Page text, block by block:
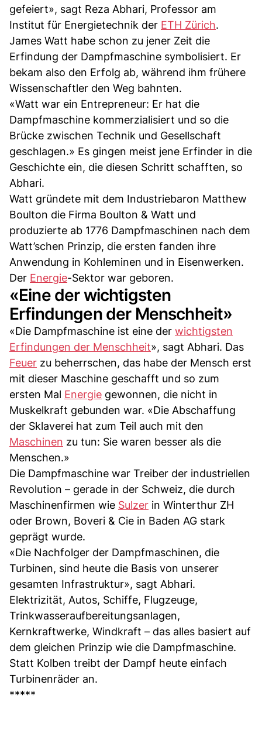
gefeiert», sagt Reza Abhari, Professor am
Institut für Energietechnik der ETH Zürich.
James Watt habe schon zu jener Zeit die
Erfindung der Dampfmaschine symbolisiert. Er
bekam also den Erfolg ab, während ihm frühere
Wissenschaftler den Weg bahnten.
«Watt war ein Entrepreneur: Er hat die
Dampfmaschine kommerzialisiert und so die
Brücke zwischen Technik und Gesellschaft
geschlagen.» Es gingen meist jene Erfinder in die
Geschichte ein, die diesen Schritt schafften, so
Abhari.
Watt gründete mit dem Industriebaron Matthew
Boulton die Firma Boulton & Watt und
produzierte ab 1776 Dampfmaschinen nach dem
Watt’schen Prinzip, die ersten fanden ihre
Anwendung in Kohleminen und in Eisenwerken.
Der Energie-Sektor war geboren.
«Eine der wichtigsten
Erfindungen der Menschheit»
«Die Dampfmaschine ist eine der wichtigsten
Erfindungen der Menschheit», sagt Abhari. Das
Feuer zu beherrschen, das habe der Mensch erst
mit dieser Maschine geschafft und so zum
ersten Mal Energie gewonnen, die nicht in
Muskelkraft gebunden war. «Die Abschaffung
der Sklaverei hat zum Teil auch mit den
Maschinen zu tun: Sie waren besser als die
Menschen.»
Die Dampfmaschine war Treiber der industriellen
Revolution – gerade in der Schweiz, die durch
Maschinenfirmen wie Sulzer in Winterthur ZH
oder Brown, Boveri & Cie in Baden AG stark
geprägt wurde.
«Die Nachfolger der Dampfmaschinen, die
Turbinen, sind heute die Basis von unserer
gesamten Infrastruktur», sagt Abhari.
Elektrizität, Autos, Schiffe, Flugzeuge,
Trinkwasseraufbereitungsanlagen,
Kernkraftwerke, Windkraft – das alles basiert auf
dem gleichen Prinzip wie die Dampfmaschine.
Statt Kolben treibt der Dampf heute einfach
Turbinenräder an.
*****